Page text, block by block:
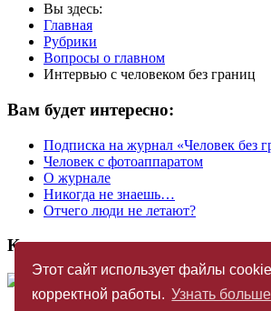
Этот сайт использует файлы
корректной работы. Узнать больше
Вы здесь:
Главная
Рубрики
Вопросы о главном
Интервью с человеком без границ
Вам будет интересно:
Подписка на журнал «Человек без
Человек с фотоаппаратом
О журнале
Никогда не знаешь…
Отчего люди не летают?
Купить журнал